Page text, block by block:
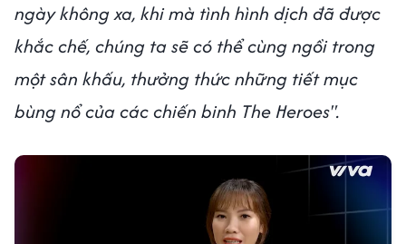
ngày không xa, khi mà tình hình dịch đã được
khắc chế, chúng ta sẽ có thể cùng ngồi trong
một sân khấu, thưởng thức những tiết mục
bùng nổ của các chiến binh The Heroes".